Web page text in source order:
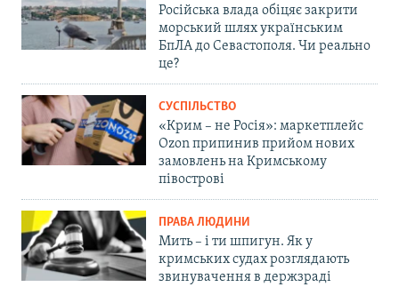
Російська влада обіцяє закрити
морський шлях українським
БпЛА до Севастополя. Чи реально
це?
СУСПІЛЬСТВО
«Крим – не Росія»: маркетплейс
Ozon припинив прийом нових
замовлень на Кримському
півострові
ПРАВА ЛЮДИНИ
Мить – і ти шпигун. Як у
кримських судах розглядають
звинувачення в держзраді